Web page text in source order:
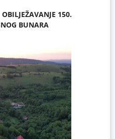
150.
BUNARA